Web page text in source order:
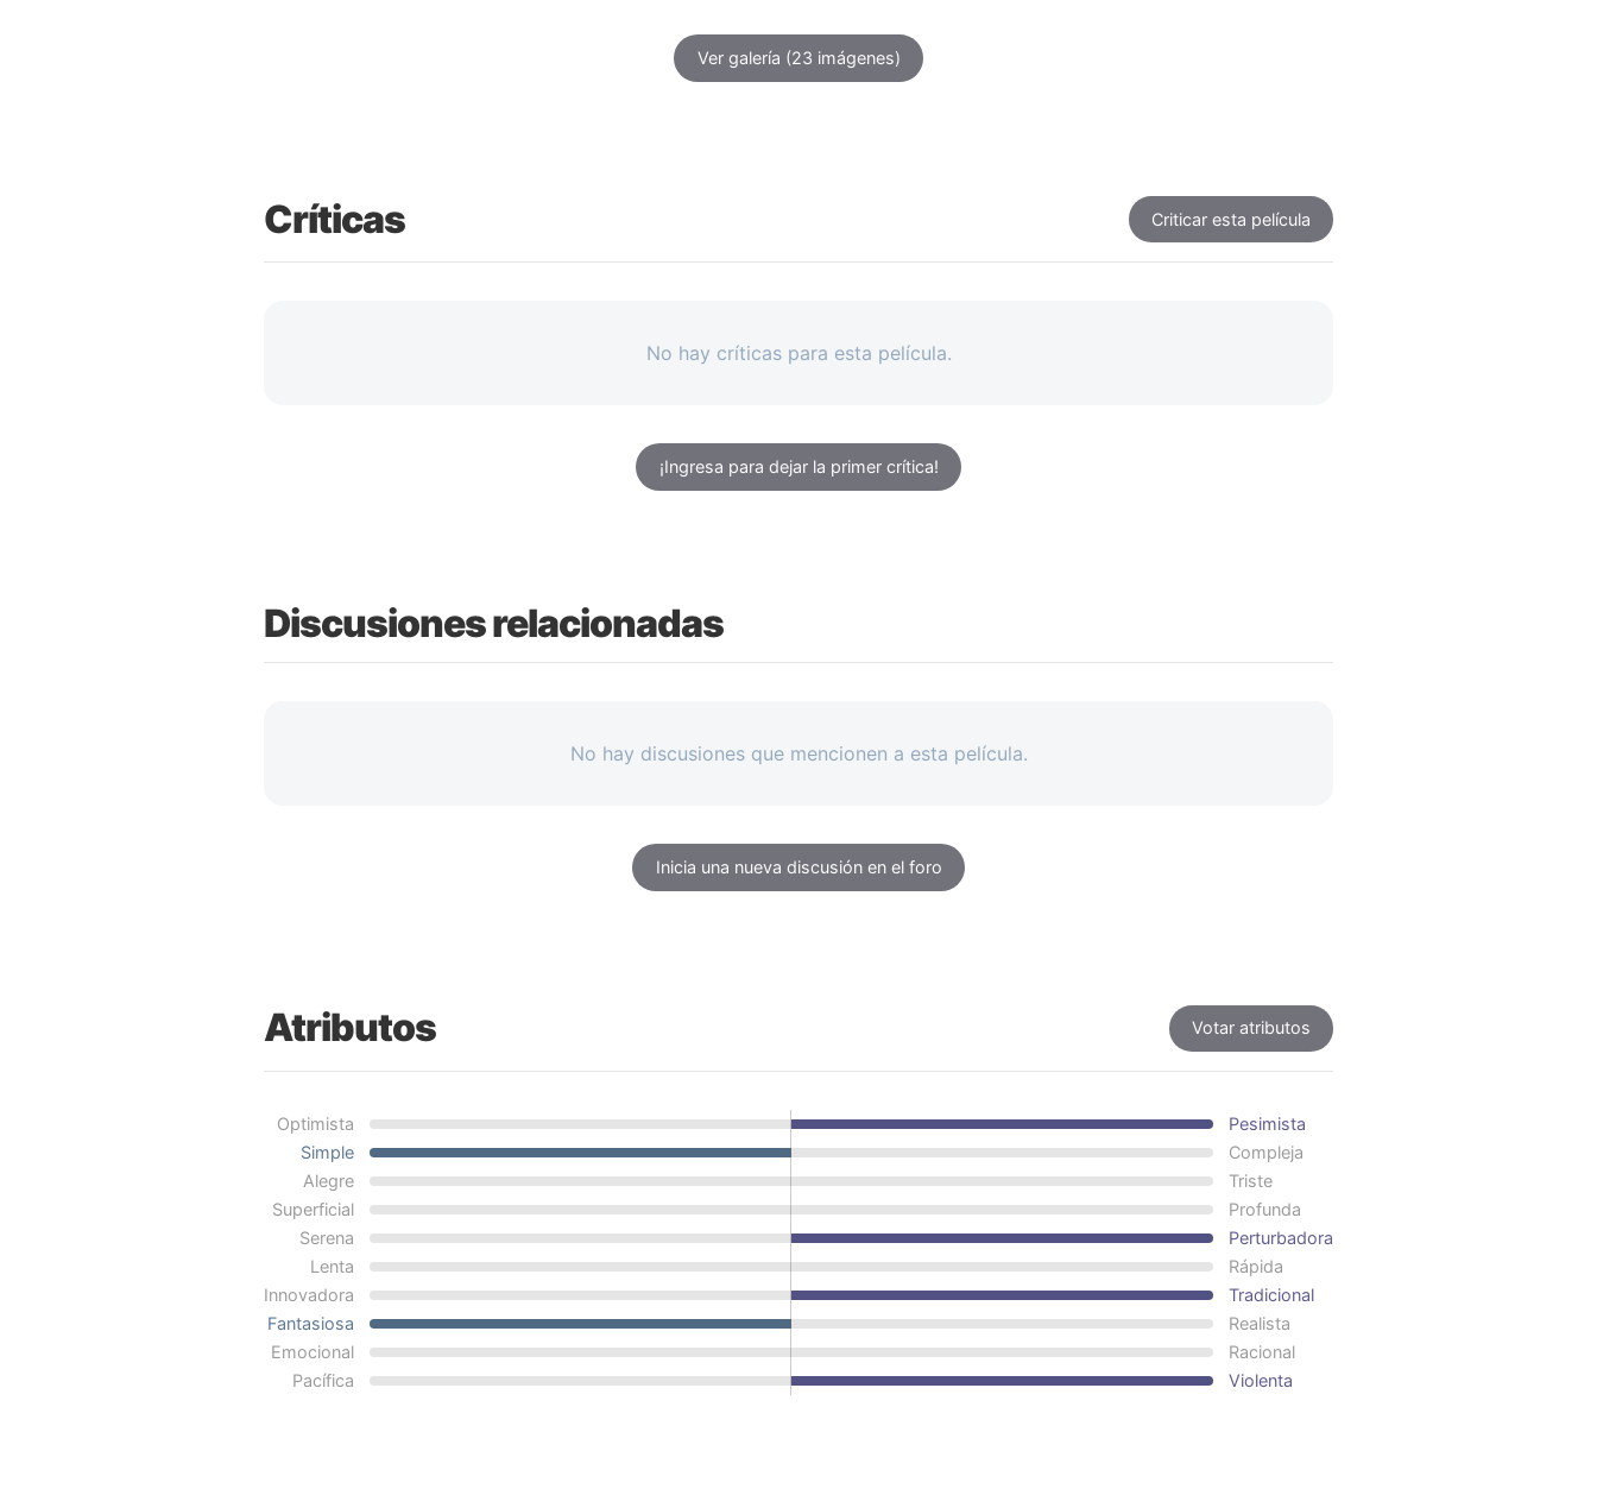
Ver galería (23 imágenes)
Críticas Criticar esta película
No hay críticas para esta película.
¡Ingresa para dejar la primer crítica!
Discusiones relacionadas
No hay discusiones que mencionen a esta película.
Inicia una nueva discusión en el foro
Atributos Votar atributos
Optimista
Pesimista
Simple
Compleja
Alegre
Triste
Superficial
Profunda
Serena
Perturbadora
Lenta
Rápida
Innovadora
Tradicional
Fantasiosa
Realista
Emocional
Racional
Pacífica
Violenta